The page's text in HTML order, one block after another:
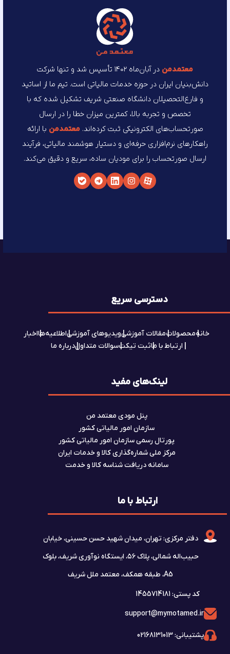
معتمد‌من
در آبان‌ماه ۱۴۰۲ تأسیس شد و تنها شرکت
دانش‌بنیان ایران در حوزه خدمات مالیاتی است. تیم ما از اساتید
و فارغ‌التحصیلان دانشگاه صنعتی شریف تشکیل شده که با
تخصص و تجربه بالا، کمترین میزان خطا را در ارسال
صورتحساب‌های الکترونیکی ثبت کرده‌اند.معتمد‌منبا ارائه
راهکارهای نرم‌افزاری حرفه‌ای و دستیار هوشمند مالیاتی، فرآیند
ارسال صورتحساب را برای مودیان ساده، سریع و دقیق می‌کند.
ارتباط با ما
دفتر مرکزی: تهران، میدان شهید حسن حسینی، خیابان
حبیب‌اله شمالی، پلاک ۵۶، ایستگاه نوآوری شریف، بلوک
A5، طبقه همکف، معتمد ملل شریف
کد پستی: 1455714181
support@mymotamed.ir
پشتیبانی: 02168131013
لینک‌های مفید
پنل مودی معتمد من
سازمان امور مالیاتی کشور
پورتال رسمی سازمان امور مالیاتی کشور
مرکز ملی شماره‌گذاری کالا و خدمات ایران
سامانه دریافت شناسه کالا و خدمت
دسترسی سریع
خانهمحصولاتمقالات آموزشیویدیوهای آموزشیاطلاعیه‌هااخبار
ارتباط با ماثبت تیکتسوالات متداول درباره ما